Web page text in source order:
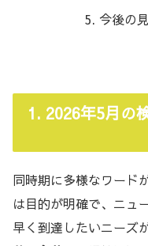
今後の
1. 2026年5月の
同時期に多様なワード
は目的が明確で、ニュ
早く到達したいニーズ